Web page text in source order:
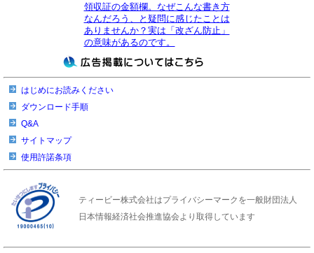
領収証の金額欄。なぜこんな書き方
なんだろう、と疑問に感じたことは
ありませんか？実は「改ざん防止」
の意味があるのです。
はじめにお読みください
ダウンロード手順
Q&A
サイトマップ
使用許諾条項
ティービー株式会社はプライバシーマークを一般財団法人
日本情報経済社会推進協会より取得しています